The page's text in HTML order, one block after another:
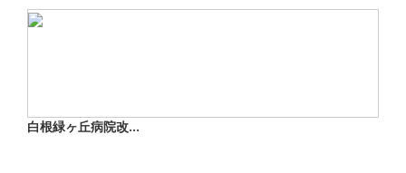
白根緑ヶ丘病院改...